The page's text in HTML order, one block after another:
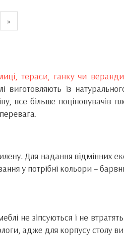
»
тераси, ганку чи веранди
із
все більше поціновувачів
Для надання відмінних
у потрібні кольори –
не зіпсуються і не
адже для корпусу столу